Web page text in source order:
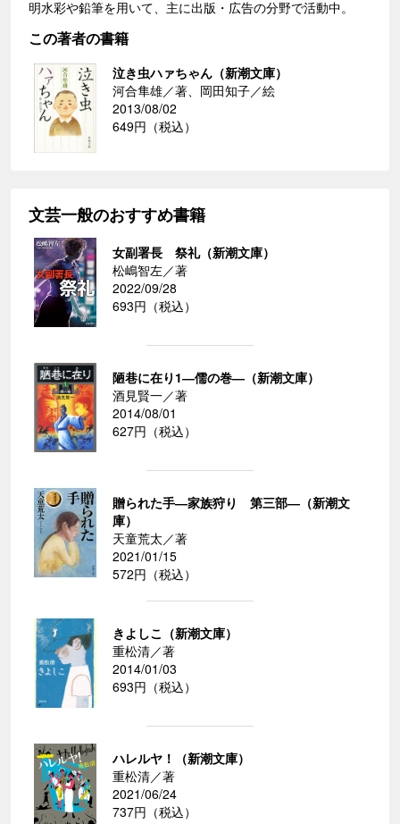
明水彩や鉛筆を用いて、主に出版・広告の分野で活動中。
この著者の書籍
泣き虫ハァちゃん（新潮文庫）
河合隼雄／著、岡田知子／絵
2013/08/02
649円（税込）
文芸一般のおすすめ書籍
女副署長 祭礼（新潮文庫）
松嶋智左／著
2022/09/28
693円（税込）
陋巷に在り1―儒の巻―（新潮文庫）
酒見賢一／著
2014/08/01
627円（税込）
贈られた手―家族狩り 第三部―（新潮文
庫）
天童荒太／著
2021/01/15
572円（税込）
きよしこ（新潮文庫）
重松清／著
2014/01/03
693円（税込）
ハレルヤ！（新潮文庫）
重松清／著
2021/06/24
737円（税込）